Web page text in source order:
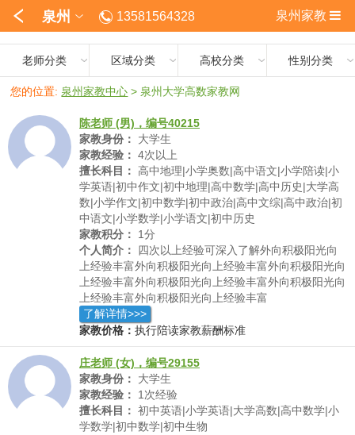
泉州 13581564328 泉州家教
老师分类 区域分类 高校分类 性别分类
您的位置: 泉州家教中心 > 泉州大学高数家教网
陈老师 (男)，编号40215
家教身份：
大学生
家教经验： 4次以上
擅长科目： 高中地理|小学奥数|高中语文|小学陪读|小
学英语|初中作文|初中地理|高中数学|高中历史|大学高
数|小学作文|初中数学|初中政治|高中文综|高中政治|初
中语文|小学数学|小学语文|初中历史
家教积分：
1分
个人简介：
四次以上经验可深入了解外向积极阳光向
上经验丰富外向积极阳光向上经验丰富外向积极阳光向
上经验丰富外向积极阳光向上经验丰富外向积极阳光向
上经验丰富外向积极阳光向上经验丰富
了解详情>>>
家教价格： 执行陪读家教薪酬标准
庄老师 (女)，编号29155
家教身份：
大学生
家教经验：
1次经验
擅长科目： 初中英语|小学英语|大学高数|高中数学|小
学数学|初中数学|初中生物